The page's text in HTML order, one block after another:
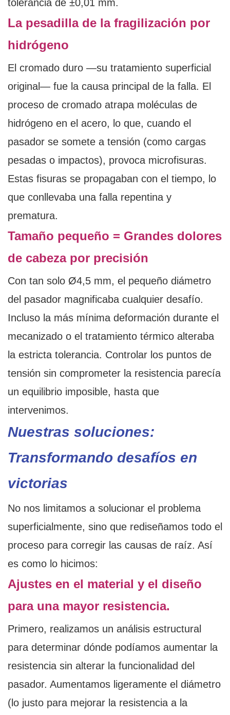
tolerancia de ±0,01 mm.
La pesadilla de la fragilización por
hidrógeno
El cromado duro —su tratamiento superficial
original— fue la causa principal de la falla. El
proceso de cromado atrapa moléculas de
hidrógeno en el acero, lo que, cuando el
pasador se somete a tensión (como cargas
pesadas o impactos), provoca microfisuras.
Estas fisuras se propagaban con el tiempo, lo
que conllevaba una falla repentina y
prematura.
Tamaño pequeño = Grandes dolores
de cabeza por precisión
Con tan solo Ø4,5 mm, el pequeño diámetro
del pasador magnificaba cualquier desafío.
Incluso la más mínima deformación durante el
mecanizado o el tratamiento térmico alteraba
la estricta tolerancia. Controlar los puntos de
tensión sin comprometer la resistencia parecía
un equilibrio imposible, hasta que
intervenimos.
Nuestras soluciones:
Transformando desafíos en
victorias
No nos limitamos a solucionar el problema
superficialmente, sino que rediseñamos todo el
proceso para corregir las causas de raíz. Así
es como lo hicimos:
Ajustes en el material y el diseño
para una mayor resistencia.
Primero, realizamos un análisis estructural
para determinar dónde podíamos aumentar la
resistencia sin alterar la funcionalidad del
pasador. Aumentamos ligeramente el diámetro
(lo justo para mejorar la resistencia a la